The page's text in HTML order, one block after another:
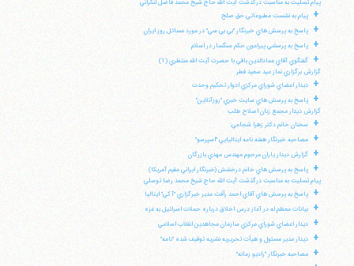
پيام تسليت به مناسبت درگذشت آيت الله حاج شيخ محمد فاضل لنكراني
+ پيام به نشست مطبوعاتي حق صلح
+ پاسخ به پرسش هاي خبرنگار "بي بي سي" در مورد مسائل روز ايران
+ پاسخ به پرسشي پيرامون حكم سنگسار در اسلام
+
گفتگوي آقاي عمادالدين باقي با حضرت آيت الله منتظري (1)
گزارش برگزاري نماز عيد سعيد فطر
+ ديدار اعضاي شوراي مركزي ادوار تحكيم وحدت
+
پاسخ به پرسش هاي سايت خبري "روزآنلاين"
گزارش ديدار مجمع زنان اصلاح طلب
+ سخنان خانم دكتر زهرا شجاعي:
+ مصاحبه خبرنگار هفته نامه ايتاليايي "اسپرسو"
+ گزارش ديدار ياران مرحوم مهندس مهدي بازرگان
+
پاسخ به پرسش هاي خانم درخشش (خبرنگار ايراني مقيم آمريكا)
پيام تسليت به مناسبت درگذشت آيت الله حاج شيخ محمد رضا توسلي
+ پاسخ به پرسش هاي آقاي احمد رأفت مدير خبرگزاري "آكي" ايتاليا
+ بيانات معظم له در آغاز درس اخلاق درباره حملات اسرائيل به غزه
+ ديدار اعضاي شوراي مركزي سازمان مجاهدين انقلاب اسلامي
+ ديدار مدير مسئول و هيأت تحريريه نشريه توقيف شده "نامه"
+ مصاحبه خبرنگار "راديو زمانه"